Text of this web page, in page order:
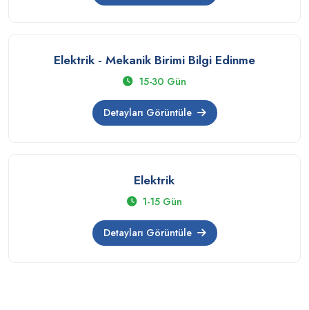
Elektrik - Mekanik Birimi Bilgi Edinme
15-30 Gün
Detayları Görüntüle
Elektrik
1-15 Gün
Detayları Görüntüle